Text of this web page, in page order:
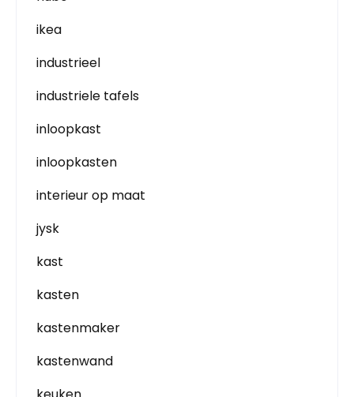
ikea
industrieel
industriele tafels
inloopkast
inloopkasten
interieur op maat
jysk
kast
kasten
kastenmaker
kastenwand